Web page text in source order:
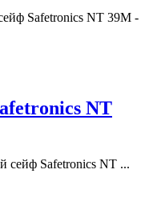
Safetronics NT 39M -
NT
сейф Safetronics NT ...